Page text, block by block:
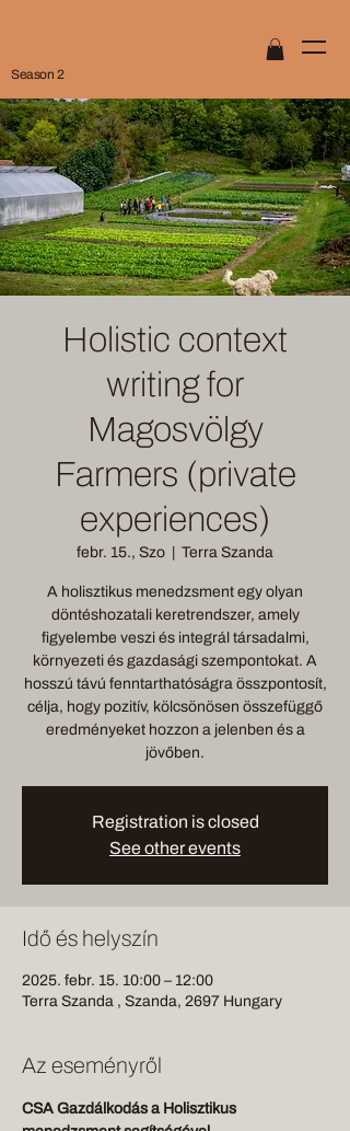
Season 2
Holistic context
writing for
Magosvölgy
Farmers (private
experiences)
febr. 15., Szo Terra Szanda
A holisztikus menedzsment egy olyan
döntéshozatali keretrendszer, amely
figyelembe veszi és integrál társadalmi,
környezeti és gazdasági szempontokat. A
hosszú távú fenntarthatóságra összpontosít,
célja, hogy pozitív, kölcsönösen összefüggő
eredményeket hozzon a jelenben és a
jövőben.
Registration is closed
See other events
Idő és helyszín
2025. febr. 15. 10:00 – 12:00
Terra Szanda , Szanda, 2697 Hungary
Az eseményről
CSA Gazdálkodás a Holisztikus